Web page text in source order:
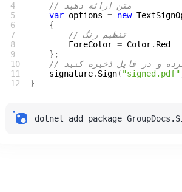
// متن ارائه دهید
var options = new
// تنظیم رنگ
ForeColor = Color. Red
و در فایل ذخیره کنید
signature. Sign( "signed.pdf"
dotnet add package